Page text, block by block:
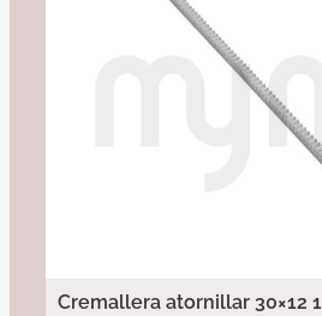
Cremallera atornillar 30×12